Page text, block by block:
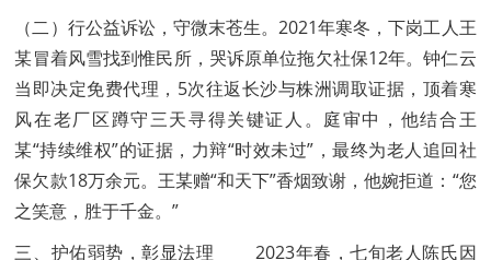
（二）行公益诉讼，守微末苍生。2021年寒冬，下岗工人王
某冒着风雪找到惟民所，哭诉原单位拖欠社保12年。钟仁云
当即决定免费代理，5次往返长沙与株洲调取证据，顶着寒
风在老厂区蹲守三天寻得关键证人。庭审中，他结合王
某“持续维权”的证据，力辩“时效未过”，最终为老人追回社
保欠款18万余元。王某赠“和天下”香烟致谢，他婉拒道：“您
之笑意，胜于千金。”
三、护佑弱势，彰显法理 2023年春，七旬老人陈氏因